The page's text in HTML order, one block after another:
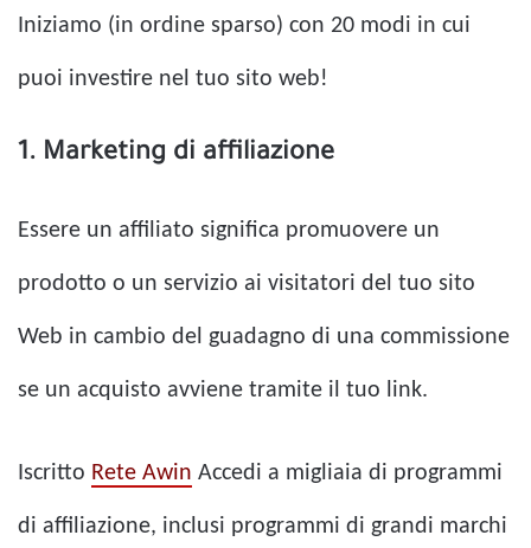
Iniziamo (in ordine sparso) con 20 modi in cui
puoi investire nel tuo sito web!
1. Marketing di affiliazione
Essere un affiliato significa promuovere un
prodotto o un servizio ai visitatori del tuo sito
Web in cambio del guadagno di una commissione
se un acquisto avviene tramite il tuo link.
Iscritto Rete Awin Accedi a migliaia di programmi
di affiliazione, inclusi programmi di grandi marchi